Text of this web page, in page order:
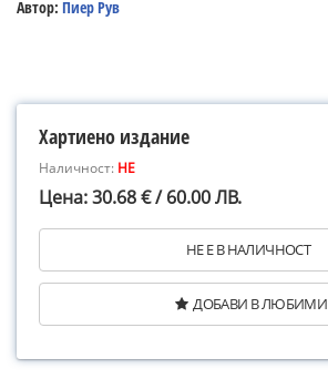
Автор: Пиер Рув
Хартиено издание
Наличност: НЕ
Цена: 30.68 € / 60.00 ЛВ.
НЕ Е В НАЛИЧНОСТ
ДОБАВИ В ЛЮБИМИ